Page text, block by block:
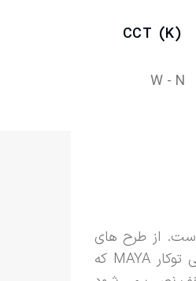
CCT (K)
است. از طرح های
استفاده کرد از جمله چراغ سقفی توکار MAYA که